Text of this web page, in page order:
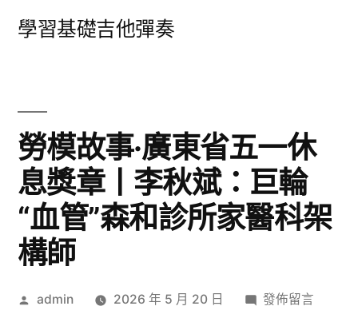
學習基礎吉他彈奏
勞模故事·廣東省五一休
息獎章丨李秋斌：巨輪
“血管”森和診所家醫科架
構師
作
admin 2026 年 5 月 20 日
在
發佈留言